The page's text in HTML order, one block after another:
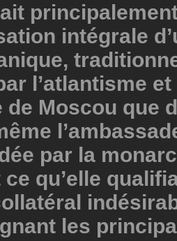
intégrale
l’atlantisme
de Moscou que
par la
qu’elle
les